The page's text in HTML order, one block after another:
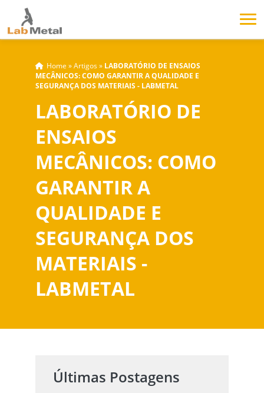
Home »Artigos» LABORATÓRIO DE ENSAIOS
MECÂNICOS: COMO GARANTIR A QUALIDADE E
SEGURANÇA DOS MATERIAIS - LABMETAL
LABORATÓRIO DE
ENSAIOS
MECÂNICOS: COMO
GARANTIR A
QUALIDADE E
SEGURANÇA DOS
MATERIAIS -
LABMETAL
Últimas Postagens